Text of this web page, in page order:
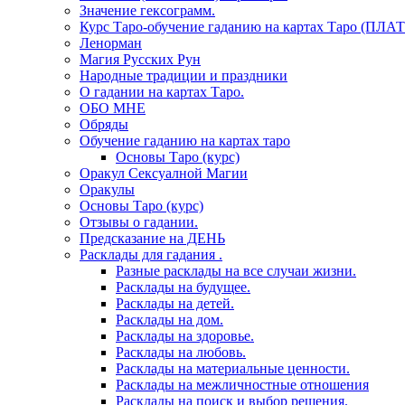
Значение гексограмм.
Курс Таро-обучение гаданию на картах Таро
Ленорман
Магия Русских Рун
Народные традиции и праздники
О гадании на картах Таро.
ОБО МНЕ
Обряды
Обучение гаданию на картах таро
Основы Таро (курс)
Оракул Сексуалной Магии
Оракулы
Основы Таро (курс)
Отзывы о гадании.
Предсказание на ДЕНЬ
Расклады для гадания .
Разные расклады на все случаи жизни.
Расклады на будущее.
Расклады на детей.
Расклады на дом.
Расклады на здоровье.
Расклады на любовь.
Расклады на материальные ценности.
Расклады на межличностные отношения
Расклады на поиск и выбор решения.